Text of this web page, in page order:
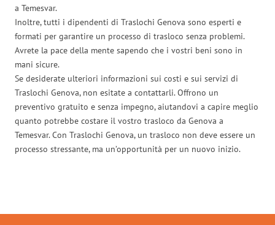
a Temesvar.
Inoltre, tutti i dipendenti di Traslochi Genova sono esperti e
formati per garantire un processo di trasloco senza problemi.
Avrete la pace della mente sapendo che i vostri beni sono in
mani sicure.
Se desiderate ulteriori informazioni sui costi e sui servizi di
Traslochi Genova, non esitate a contattarli. Offrono un
preventivo gratuito e senza impegno, aiutandovi a capire meglio
quanto potrebbe costare il vostro trasloco da Genova a
Temesvar. Con Traslochi Genova, un trasloco non deve essere un
processo stressante, ma un’opportunità per un nuovo inizio.